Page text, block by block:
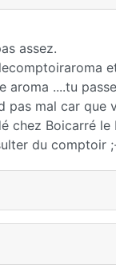
assez.
aroma ....tu
pas mal car que
chez Boicarré
du comptoir